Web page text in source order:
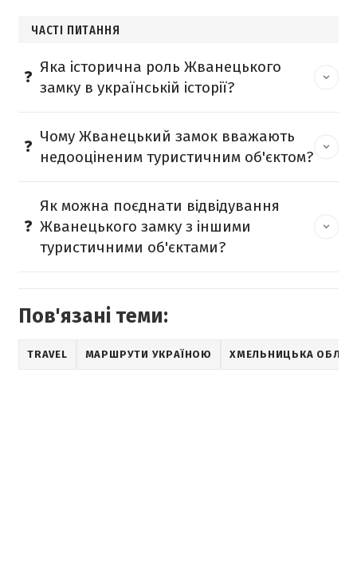
ЧАСТІ ПИТАННЯ
Яка історична роль Жванецького
замку в українській історії?
Чому Жванецький замок вважають
недооціненим туристичним об'єктом?
Як можна поєднати відвідування
Жванецького замку з іншими
туристичними об'єктами?
Пов'язані теми:
TRAVEL МАРШРУТИ УКРАЇНОЮ ХМЕЛЬНИЦЬКА